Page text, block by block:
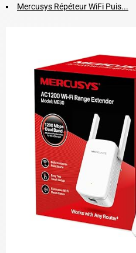
Mercusys Répéteur WiFi Puis...